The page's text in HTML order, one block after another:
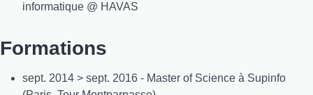
informatique @ HAVAS
Formations
sept. 2014 > sept. 2016 - Master of Science à Supinfo